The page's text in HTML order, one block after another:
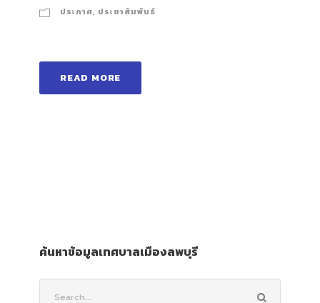
ประกาศ, ประชาสัมพันธ์
READ MORE
ค้นหาข้อมูลเทศบาลเมืองลพบุรี